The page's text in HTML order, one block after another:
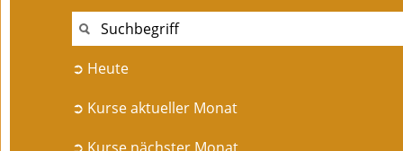
➲ Heute
➲ Kurse aktueller Monat